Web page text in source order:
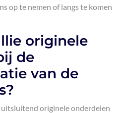
op te nemen of langs te komen
originele
de
van de
originele onderdelen